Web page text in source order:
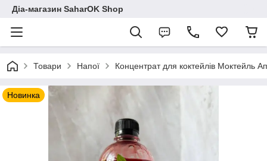
Діа-магазин SaharOK Shop
Товари Напої Концентрат для коктейлів Моктейль
Новинка